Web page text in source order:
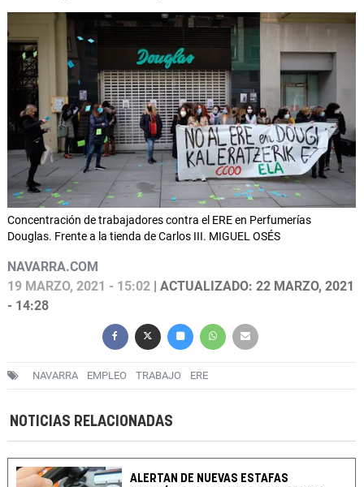
Concentración de trabajadores contra el ERE en Perfumerías
Douglas. Frente a la tienda de Carlos III. MIGUEL OSÉS
NAVARRA.COM
19 MARZO, 2021 - 15:02 | ACTUALIZADO: 22 MARZO, 2021
- 14:28
NAVARRA EMPLEO TRABAJO ERE
NOTICIAS RELACIONADAS
ALERTAN DE NUEVAS ESTAFAS